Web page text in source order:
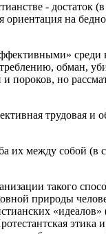
- достаток
ориентация на
среди
обман,
пороков, но
трудовая и
их между собой (в
такого
природы
«идеалов»
этика